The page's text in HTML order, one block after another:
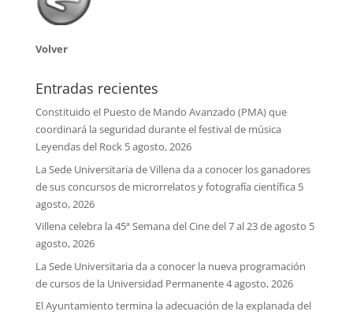
Volver
Entradas recientes
Constituido el Puesto de Mando Avanzado (PMA) que
coordinará la seguridad durante el festival de música
Leyendas del Rock 5 agosto, 2026
La Sede Universitaria de Villena da a conocer los ganadores
de sus concursos de microrrelatos y fotografía científica 5
agosto, 2026
Villena celebra la 45ª Semana del Cine del 7 al 23 de agosto 5
agosto, 2026
La Sede Universitaria da a conocer la nueva programación
de cursos de la Universidad Permanente4 agosto, 2026
El Ayuntamiento termina la adecuación de la explanada del